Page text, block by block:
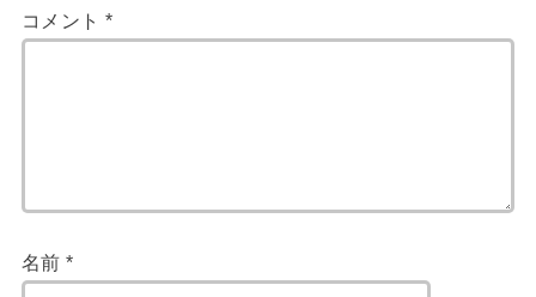
コメント *
名前*